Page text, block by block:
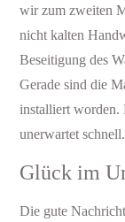
wir zum zweiten
nicht kalten
Beseitigung des
Gerade sind die
installiert worden.
unerwartet schnell.
Glück im
Die gute